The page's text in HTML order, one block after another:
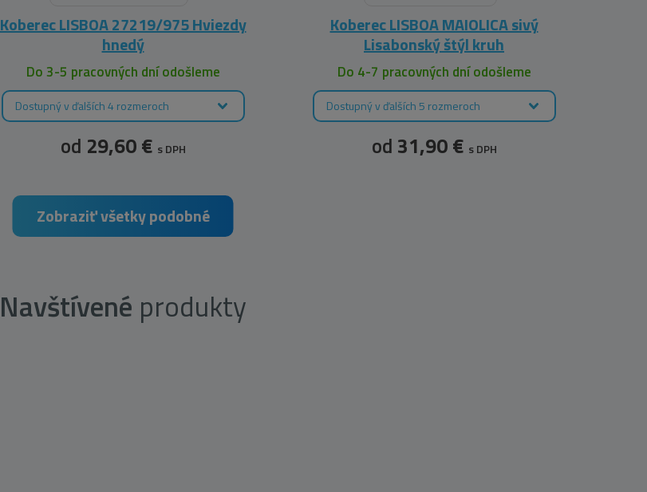
Koberec LISBOA 27219/975 Hviezdy
hnedý
Do 3-5 pracovných dní odošleme
Dostupný v ďalších 4 rozmeroch
od 29,60 € s DPH
Koberec LISBOA MAIOLICA sivý
Lisabonský štýl kruh
Do 4-7 pracovných dní odošleme
Dostupný v ďalších 5 rozmeroch
od 31,90 € s DPH
Zobraziť všetky podobné
Navštívené produkty